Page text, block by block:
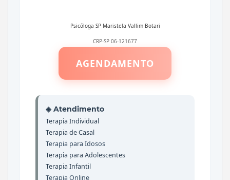
Psicóloga SP Maristela Vallim Botari
CRP-SP 06-121677
AGENDAMENTO
◈ Atendimento
Terapia Individual
Terapia de Casal
Terapia para Idosos
Terapia para Adolescentes
Terapia Infantil
Terapia Online